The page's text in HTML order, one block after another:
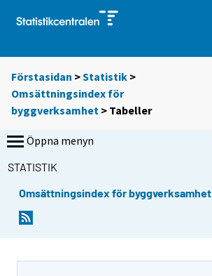
Förstasidan >Statistik >
Omsättningsindex för
byggverksamhet > Tabeller
Öppna menyn
STATISTIK
Omsättningsindex för byggverksamhet